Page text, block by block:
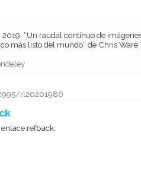
y cuerpo en “Jimmy
más listo del mundo” de Chris Ware”.
rl20201986
refback.